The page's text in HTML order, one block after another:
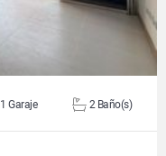
1 Garaje 2 Baño(s)